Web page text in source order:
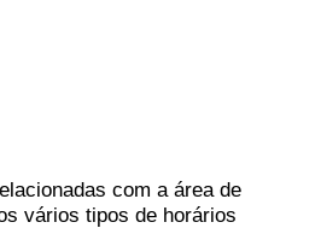
com a área de
vários tipos de horários